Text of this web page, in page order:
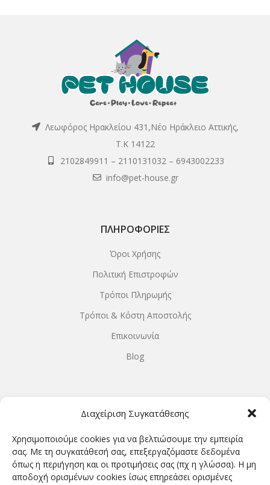
Διαχείριση Συγκατάθεσης
Χρησιμοποιούμε cookies για να βελτιώσουμε την εμπειρία
σας. Με τη συγκατάθεσή σας, επεξεργαζόμαστε δεδομένα
όπως η περιήγηση και οι προτιμήσεις σας (πχ η γλώσσα). Η μη
αποδοχή ορισμένων cookies ίσως επηρεάσει ορισμένες
Λεωφόρος Ηρακλείου 431,Νέο Ηράκλειο Αττικής,
Τ.Κ 14122
2102849911 – 2110131032– 6943002233
info@pet-house.gr
ΠΛΗΡΟΦΟΡΊΕΣ
Όροι Χρήσης
Πολιτική Επιστροφών
Τρόποι Πληρωμής
Τρόποι & Κόστη Αποστολής
Επικοινωνία
Blog
ΤΡΙΤΗ-ΠΕΜΠΤΗ-ΠΑΡΑΣΚΕΥΗ 9.00-20.00
ΣΑΒΒΑΤΟ 9.00-15.00